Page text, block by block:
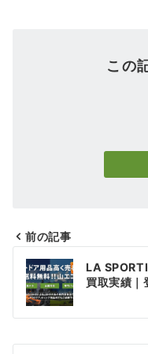
この
投
稿
ナ
ビ
前の記事
LA
買取実績｜